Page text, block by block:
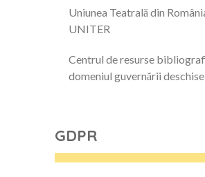
Uniunea Teatrală din România –
UNITER
Centrul de resurse bibliografice în
domeniul guvernării deschise
GDPR